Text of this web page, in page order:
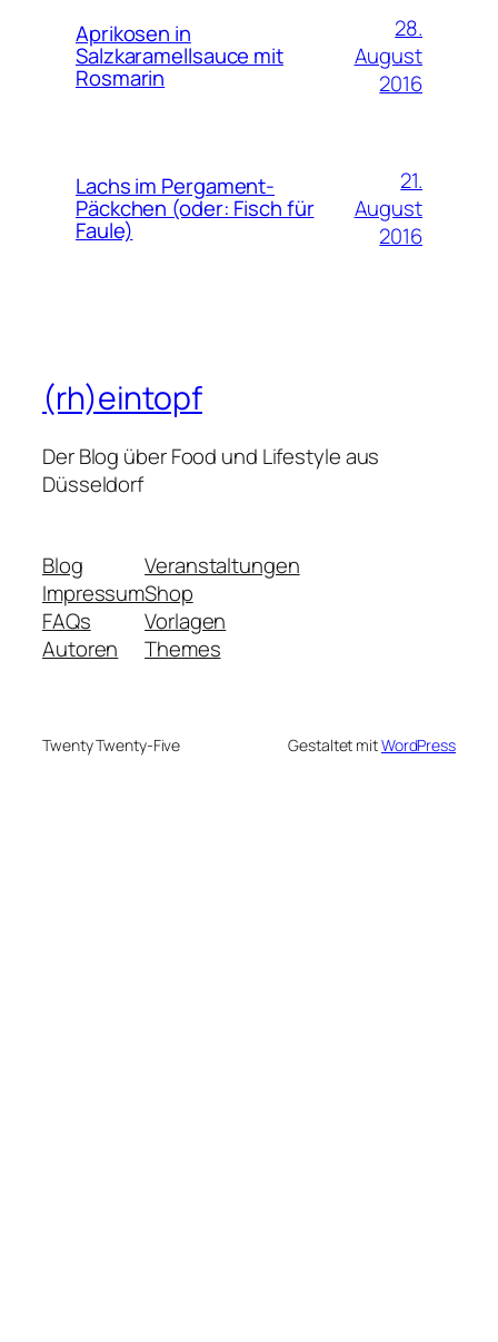
Aprikosen in
Salzkaramellsauce mit
Rosmarin
28.
August
2016
Lachs im Pergament-
Päckchen (oder: Fisch für
Faule)
21.
August
2016
(rh)eintopf
Der Blog über Food und Lifestyle aus
Düsseldorf
Blog
Impressum
FAQs
Autoren
Veranstaltungen
Shop
Vorlagen
Themes
Twenty Twenty-Five Gestaltet mitWordPress